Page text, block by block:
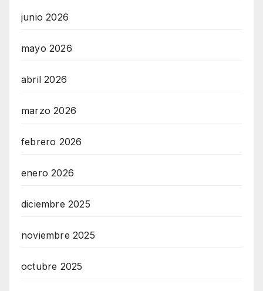
junio 2026
mayo 2026
abril 2026
marzo 2026
febrero 2026
enero 2026
diciembre 2025
noviembre 2025
octubre 2025